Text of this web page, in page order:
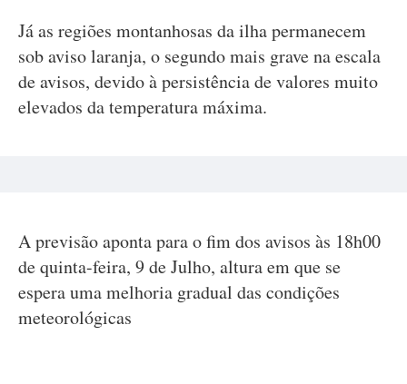
Já as regiões montanhosas da ilha permanecem
sob aviso laranja, o segundo mais grave na escala
de avisos, devido à persistência de valores muito
elevados da temperatura máxima.
A previsão aponta para o fim dos avisos às 18h00
de quinta-feira, 9 de Julho, altura em que se
espera uma melhoria gradual das condições
meteorológicas